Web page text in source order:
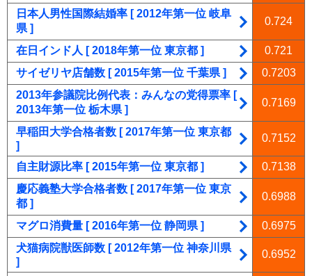
日本人男性国際結婚率 [ 2012年第一位 岐阜
県 ]
0.724
在日インド人 [ 2018年第一位 東京都 ]
0.721
サイゼリヤ店舗数 [ 2015年第一位 千葉県 ]
0.7203
2013年参議院比例代表：みんなの党得票率 [
2013年第一位 栃木県 ]
0.7169
早稲田大学合格者数 [ 2017年第一位 東京都
]
0.7152
自主財源比率 [ 2015年第一位 東京都 ]
0.7138
慶応義塾大学合格者数 [ 2017年第一位 東京
都 ]
0.6988
マグロ消費量 [ 2016年第一位 静岡県 ]
0.6975
犬猫病院獣医師数 [ 2012年第一位 神奈川県
]
0.6952